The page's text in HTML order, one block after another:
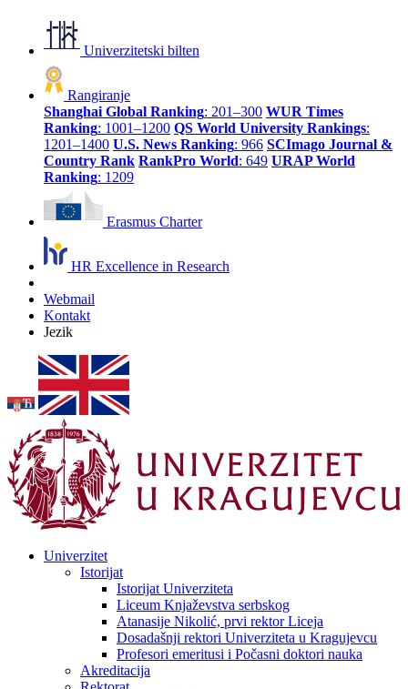
Univerzitetski bilten
Rangiranje
Shanghai Global Ranking: 201–300 WUR Times
Ranking: 1001–1200 QS World University Rankings:
1201–1400 U.S. News Ranking: 966 SCImago Journal &
Country Rank RankPro World: 649 URAP World
Ranking: 1209
Erasmus Charter
HR Excellence in Research
Webmail
Kontakt
Jezik
Univerzitet
Istorijat
Istorijat Univerziteta
Liceum Knjaževstva serbskog
Atanasije Nikolić, prvi rektor Liceja
Dosadašnji rektori Univerziteta u Kragujevcu
Profesori emeritusi i Počasni doktori nauka
Akreditacija